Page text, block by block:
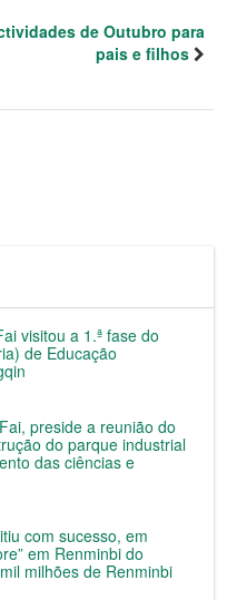
de Outubro para
pais e filhos
visitou a 1.ª fase do
de Educação
preside a reunião do
do parque industrial
das ciências e
com sucesso, em
em Renminbi do
milhões de Renminbi